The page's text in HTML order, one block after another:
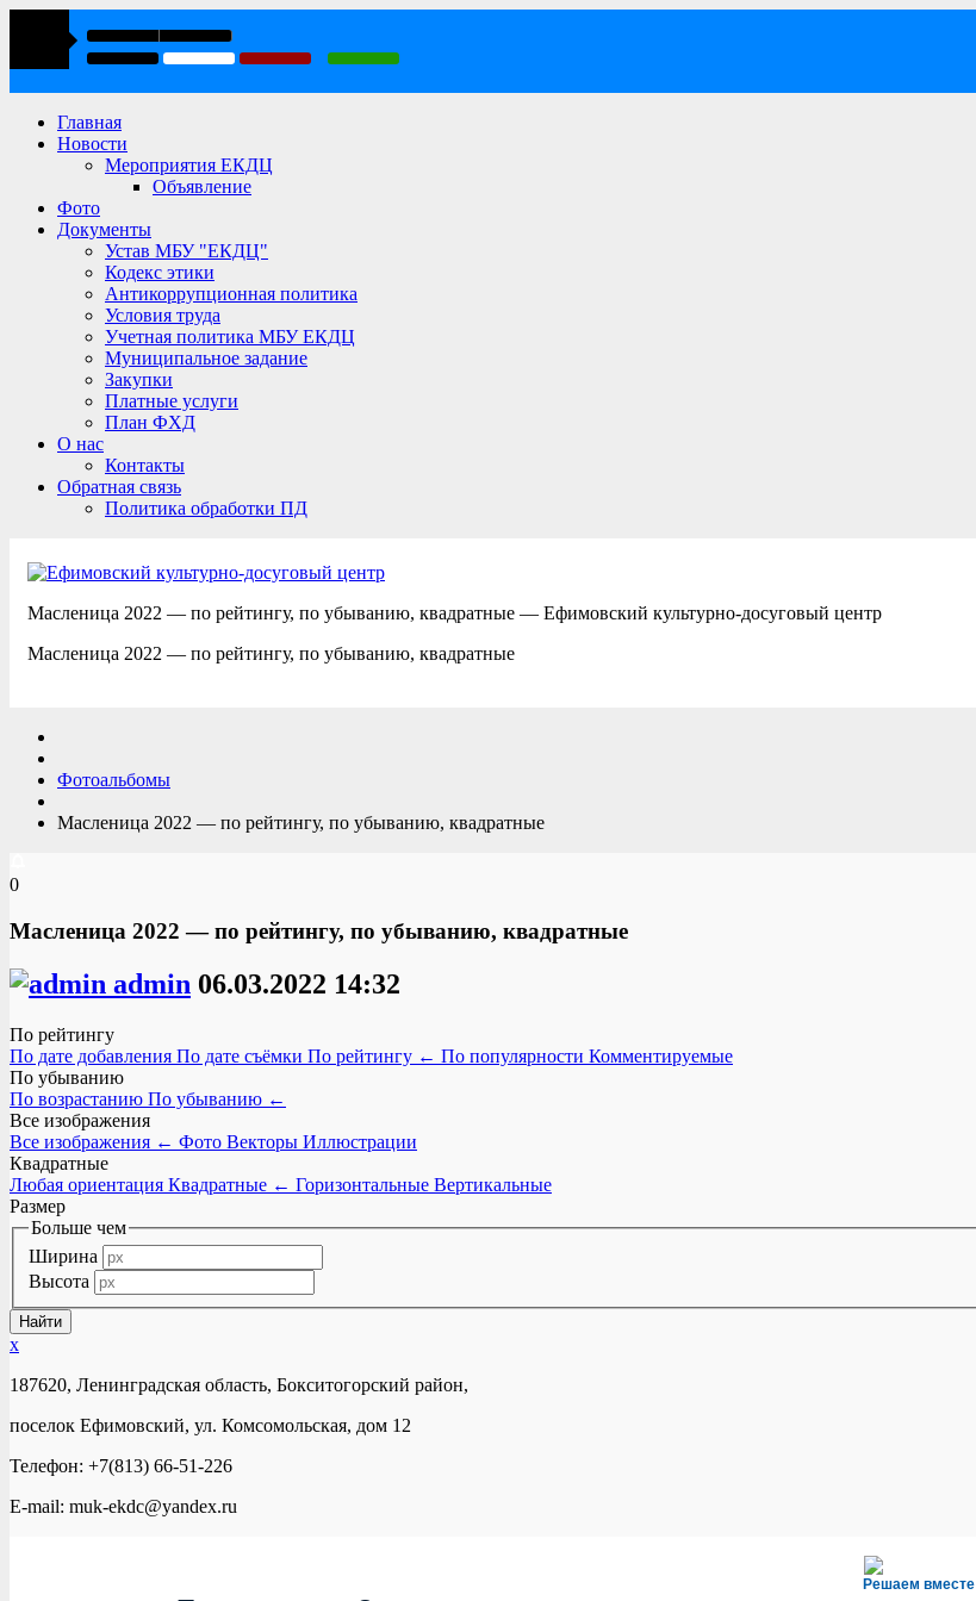
Главная
Новости
Мероприятия ЕКДЦ
Объявление
Фото
Документы
Устав МБУ "ЕКДЦ"
Кодекс этики
Антикоррупционная политика
Условия труда
Учетная политика МБУ ЕКДЦ
Муниципальное задание
Закупки
Платные услуги
План ФХД
О нас
Контакты
Обратная связь
Политика обработки ПД
Масленица 2022 — по рейтингу, по убыванию, квадратные — Ефимовский культурно-досуговый центр
Масленица 2022 — по рейтингу, по убыванию, квадратные
Фотоальбомы
Масленица 2022 — по рейтингу, по убыванию, квадратные
0
Масленица 2022 — по рейтингу, по убыванию, квадратные
admin 06.03.2022 14:32
По рейтингу
По дате добавления По дате съёмки По рейтингу ← По популярности Комментируемые
По убыванию
По возрастанию По убыванию ←
Все изображения
Все изображения ← Фото Векторы Иллюстрации
Квадратные
Любая ориентация Квадратные ← Горизонтальные Вертикальные
Размер
Больше чем
Ширина
Высота
x
187620, Ленинградская область, Бокситогорский район,
поселок Ефимовский, ул. Комсомольская, дом 12
Телефон: +7(813) 66-51-226
E-mail: muk-ekdc@yandex.ru
Решаем вместе